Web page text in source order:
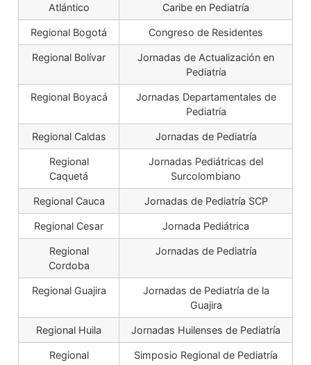
Atlántico
Caribe en Pediatría
Regional Bogotá Congreso de Residentes
Regional Bolívar
Jornadas de Actualización en
Pediatría
Regional Boyacá
Jornadas Departamentales de
Pediatría
Regional Caldas Jornadas de Pediatría
Regional
Caquetá
Jornadas Pediátricas del
Surcolombiano
Regional Cauca Jornadas de Pediatría SCP
Regional Cesar Jornada Pediátrica
Regional
Cordoba
Jornadas de Pediatría
Regional Guajira
Jornadas de Pediatría de la
Guajira
Regional Huila Jornadas Huilenses de Pediatría
Regional
Simposio Regional de Pediatría